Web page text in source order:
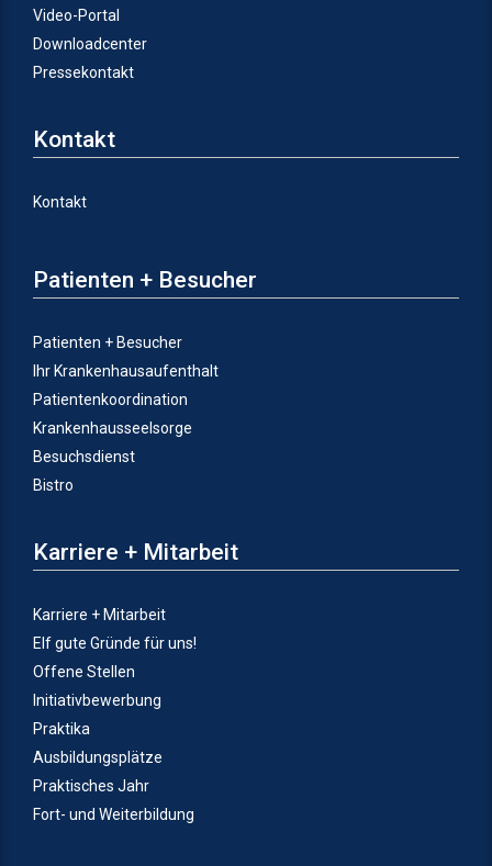
Video-Portal
Downloadcenter
Pressekontakt
Kontakt
Kontakt
Patienten + Besucher
Patienten + Besucher
Ihr Krankenhausaufenthalt
Patientenkoordination
Krankenhausseelsorge
Besuchsdienst
Bistro
Karriere + Mitarbeit
Karriere + Mitarbeit
Elf gute Gründe für uns!
Offene Stellen
Initiativbewerbung
Praktika
Ausbildungsplätze
Praktisches Jahr
Fort- und Weiterbildung